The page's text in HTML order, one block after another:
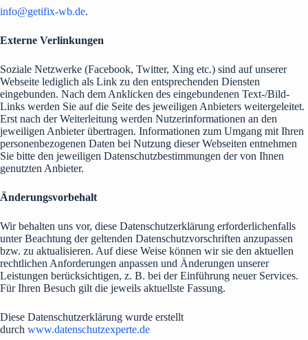
info@getifix-wb.de.
Externe Verlinkungen
Soziale Netzwerke (Facebook, Twitter, Xing etc.) sind auf unserer
Webseite lediglich als Link zu den entsprechenden Diensten
eingebunden. Nach dem Anklicken des eingebundenen Text-/Bild-
Links werden Sie auf die Seite des jeweiligen Anbieters weitergeleitet.
Erst nach der Weiterleitung werden Nutzerinformationen an den
jeweiligen Anbieter übertragen. Informationen zum Umgang mit Ihren
personenbezogenen Daten bei Nutzung dieser Webseiten entnehmen
Sie bitte den jeweiligen Datenschutzbestimmungen der von Ihnen
genutzten Anbieter.
Änderungsvorbehalt
Wir behalten uns vor, diese Datenschutzerklärung erforderlichenfalls
unter Beachtung der geltenden Datenschutzvorschriften anzupassen
bzw. zu aktualisieren. Auf diese Weise können wir sie den aktuellen
rechtlichen Anforderungen anpassen und Änderungen unserer
Leistungen berücksichtigen, z. B. bei der Einführung neuer Services.
Für Ihren Besuch gilt die jeweils aktuellste Fassung.
Diese Datenschutzerklärung wurde erstellt
durch www.datenschutzexperte.de